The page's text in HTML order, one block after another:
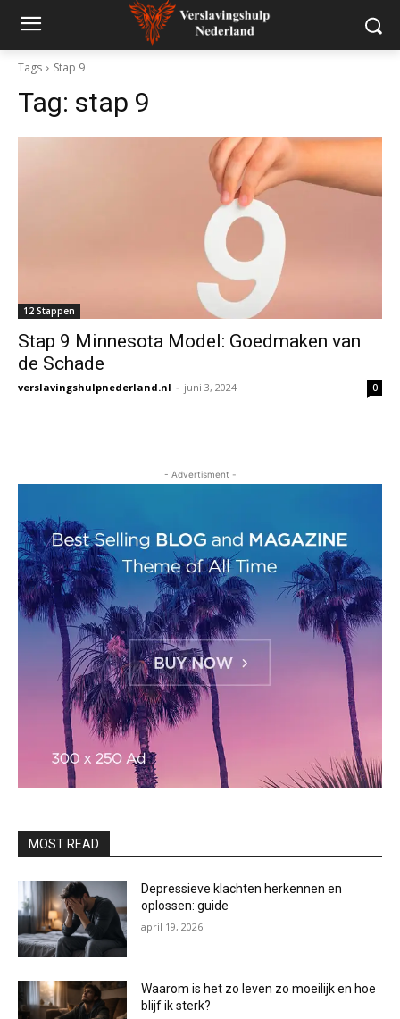
Tags Stap 9
Tag: stap 9
12 Stappen
Stap 9 Minnesota Model: Goedmaken van
de Schade
verslavingshulpnederland.nl - juni 3, 2024 0
- Advertisment -
MOST READ
Depressieve klachten herkennen en
oplossen: guide
april 19, 2026
Waarom is het zo leven zo moeilijk en hoe
blijf ik sterk?